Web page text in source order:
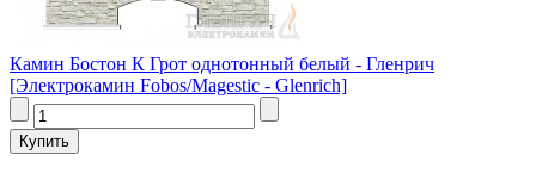
Камин Бостон К Грот однотонный белый - Гленрич
[Электрокамин Fobos/Magestic - Glenrich]